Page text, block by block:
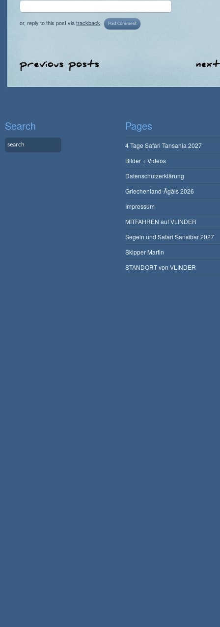
or, reply to this post viatrackback
Search Pages
4 Tage Safari Tansania 2027
Bilder + Videos
Datenschutzerklärung
Griechenland-Ägäis 2026
Impressum
MITFAHREN auf VLINDER
Segeln und Safari Sansibar 2027
Skipper Martin
STANDORT von VLINDER